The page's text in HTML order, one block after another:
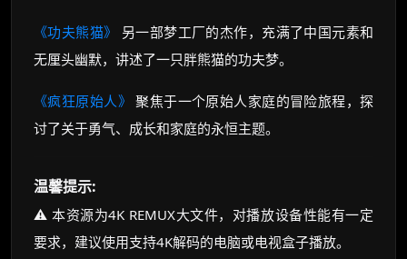
《功夫熊猫》
另一部梦工厂的杰作，充满了中国元素和
无厘头幽默，讲述了一只胖熊猫的功夫梦。
《疯狂原始人》 聚焦于一个原始人家庭的冒险旅程，探
讨了关于勇气、成长和家庭的永恒主题。
温馨提示:
⚠️ 本资源为4K REMUX大文件，对播放设备性能有一定
要求，建议使用支持4K解码的电脑或电视盒子播放。